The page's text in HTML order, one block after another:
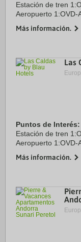
Estación de tren
Aeropuerto 1:OVD-
Más información.
Las
Puntos de Interés:
Estación de tren
Aeropuerto 1:OVD-
Más información.